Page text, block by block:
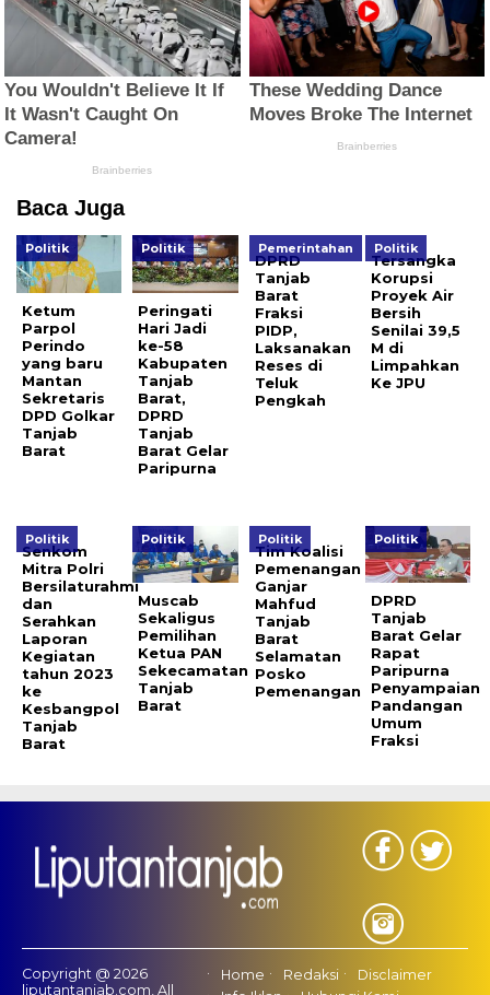
Baca Juga
Politik
Ketum
Parpol
Perindo
yang baru
Mantan
Sekretaris
DPD Golkar
Tanjab
Barat
Politik
Peringati
Hari Jadi
ke-58
Kabupaten
Tanjab
Barat,
DPRD
Tanjab
Barat Gelar
Paripurna
Pemerintahan
DPRD
Tanjab
Barat
Fraksi
PIDP,
Laksanakan
Reses di
Teluk
Pengkah
Politik
Tersangka
Korupsi
Proyek Air
Bersih
Senilai 39,5
M di
Limpahkan
Ke JPU
Politik
Senkom
Mitra Polri
Bersilaturahmi
dan
Serahkan
Laporan
Kegiatan
tahun 2023
ke
Kesbangpol
Tanjab
Barat
Politik
Muscab
Sekaligus
Pemilihan
Ketua PAN
Sekecamatan
Tanjab
Barat
Politik
Tim Koalisi
Pemenangan
Ganjar
Mahfud
Tanjab
Barat
Selamatan
Posko
Pemenangan
Politik
DPRD
Tanjab
Barat Gelar
Rapat
Paripurna
Penyampaian
Pandangan
Umum
Fraksi
Copyright @ 2026
liputantanjab.com, All
Home Redaksi
Disclaimer